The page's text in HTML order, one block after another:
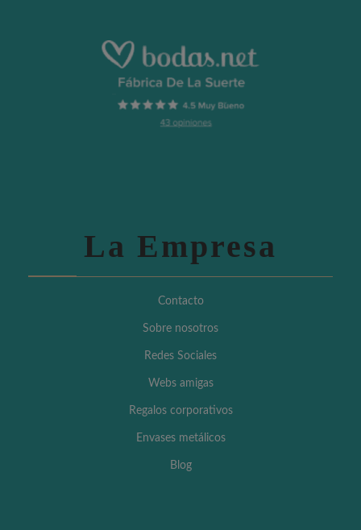
La Empresa
Contacto
Sobre nosotros
Redes Sociales
Webs amigas
Regalos corporativos
Envases metálicos
Blog